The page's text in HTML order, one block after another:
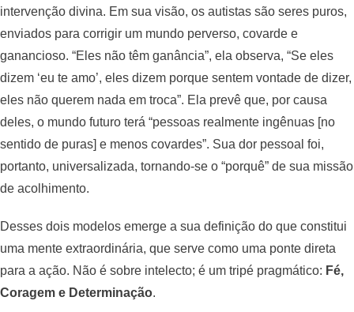
intervenção divina. Em sua visão, os autistas são seres puros,
enviados para corrigir um mundo perverso, covarde e
ganancioso. “Eles não têm ganância”, ela observa, “Se eles
dizem ‘eu te amo’, eles dizem porque sentem vontade de dizer,
eles não querem nada em troca”. Ela prevê que, por causa
deles, o mundo futuro terá “pessoas realmente ingênuas [no
sentido de puras] e menos covardes”. Sua dor pessoal foi,
portanto, universalizada, tornando-se o “porquê” de sua missão
de acolhimento.
Desses dois modelos emerge a sua definição do que constitui
uma mente extraordinária, que serve como uma ponte direta
para a ação. Não é sobre intelecto; é um tripé pragmático: Fé,
Coragem e Determinação.